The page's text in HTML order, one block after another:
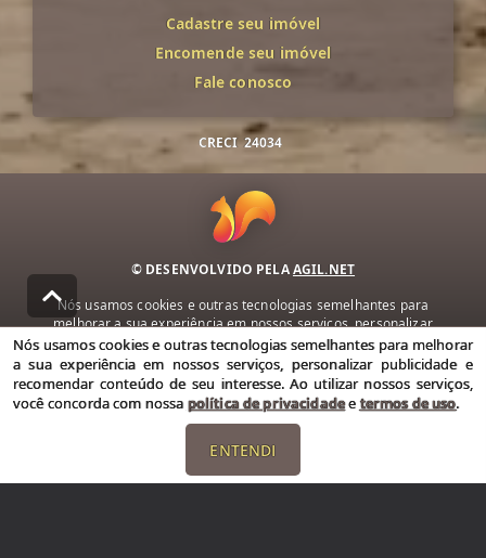
Cadastre seu imóvel
Encomende seu imóvel
Fale conosco
CRECI 24034
© DESENVOLVIDO PELAAGIL.NET
Nós usamos cookies e outras tecnologias semelhantes para
melhorar a sua experiência em nossos serviços, personalizar
publicidade e recomendar conteúdo de seu interesse. Ao utilizar
nossos serviços, você concorda com nossa política de privacidade e
termos de uso.
Política de Privacidade Termos de uso
Nós usamos cookies e outras tecnologias semelhantes para melhorar
a sua experiência em nossos serviços, personalizar publicidade e
recomendar conteúdo de seu interesse. Ao utilizar nossos serviços,
você concorda com nossa política de privacidadeetermos de uso.
ENTENDI